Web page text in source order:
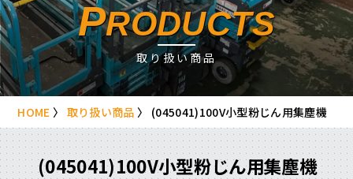
PRODUCTS
取り扱い商品
HOME 〉 取り扱い商品 〉 (045041)100V小型粉じん用集塵機
(045041)100V小型粉じん用集塵機